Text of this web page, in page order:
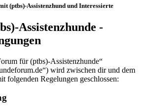
(ptbs)-Assistenzhund und Interessierte
Assistenzhunde -
für (ptbs)-Assistenzhunde“
wird zwischen dir und dem
folgenden Regelungen geschlossen: